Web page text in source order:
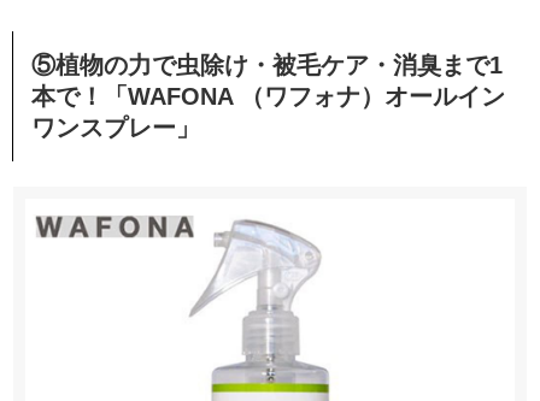
⑤植物の力で虫除け・被毛ケア・消臭まで1
本で！「WAFONA （ワフォナ）オールイン
ワンスプレー」